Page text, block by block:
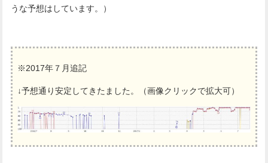
うな予想はしています。）
※2017年７月追記
↓予想通り安定してきたました。（画像クリックで拡大可）